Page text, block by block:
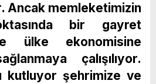
Ancak memleketimizin
bir gayret
ülke ekonomisine
çalışılıyor.
kutluyor şehrimize ve